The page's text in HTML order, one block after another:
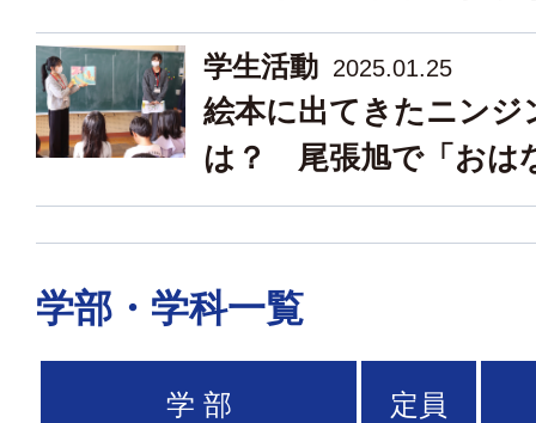
学生活動 2025.01.25
絵本に出てきたニン
は？ 尾張旭で「おは
学部・学科一覧
学 部 定員